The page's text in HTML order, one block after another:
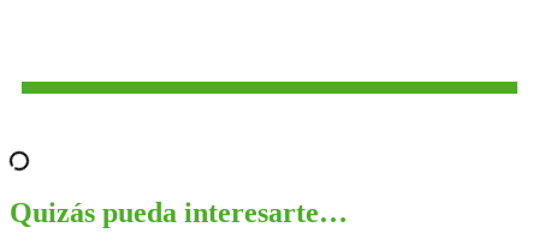
Quizás pueda interesarte…